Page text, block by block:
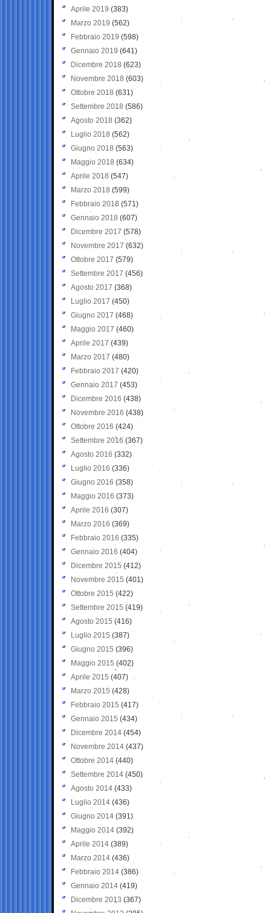
Aprile 2019 (383)
Marzo 2019 (562)
Febbraio 2019 (598)
Gennaio 2019 (641)
Dicembre 2018 (623)
Novembre 2018 (603)
Ottobre 2018 (631)
Settembre 2018 (586)
Agosto 2018 (362)
Luglio 2018 (562)
Giugno 2018 (563)
Maggio 2018 (634)
Aprile 2018 (547)
Marzo 2018 (599)
Febbraio 2018 (571)
Gennaio 2018 (607)
Dicembre 2017 (578)
Novembre 2017 (632)
Ottobre 2017 (579)
Settembre 2017 (456)
Agosto 2017 (368)
Luglio 2017 (450)
Giugno 2017 (468)
Maggio 2017 (460)
Aprile 2017 (439)
Marzo 2017 (480)
Febbraio 2017 (420)
Gennaio 2017 (453)
Dicembre 2016 (438)
Novembre 2016 (438)
Ottobre 2016 (424)
Settembre 2016 (367)
Agosto 2016 (332)
Luglio 2016 (336)
Giugno 2016 (358)
Maggio 2016 (373)
Aprile 2016 (307)
Marzo 2016 (369)
Febbraio 2016 (335)
Gennaio 2016 (404)
Dicembre 2015 (412)
Novembre 2015 (401)
Ottobre 2015 (422)
Settembre 2015 (419)
Agosto 2015 (416)
Luglio 2015 (387)
Giugno 2015 (396)
Maggio 2015 (402)
Aprile 2015 (407)
Marzo 2015 (428)
Febbraio 2015 (417)
Gennaio 2015 (434)
Dicembre 2014 (454)
Novembre 2014 (437)
Ottobre 2014 (440)
Settembre 2014 (450)
Agosto 2014 (433)
Luglio 2014 (436)
Giugno 2014 (391)
Maggio 2014 (392)
Aprile 2014 (389)
Marzo 2014 (436)
Febbraio 2014 (386)
Gennaio 2014 (419)
Dicembre 2013 (367)